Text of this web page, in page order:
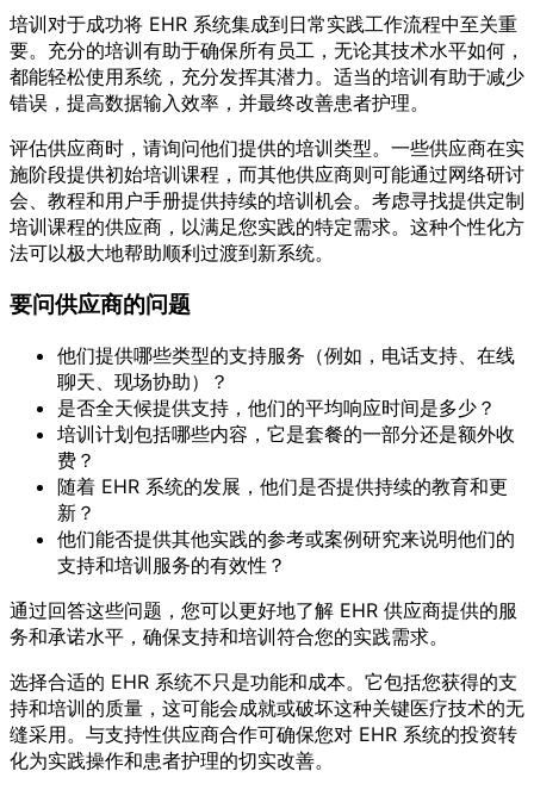
培训对于成功将 EHR 系统集成到日常实践工作流程中至关重
要。充分的培训有助于确保所有员工，无论其技术水平如何，
都能轻松使用系统，充分发挥其潜力。适当的培训有助于减少
错误，提高数据输入效率，并最终改善患者护理。
评估供应商时，请询问他们提供的培训类型。一些供应商在实
施阶段提供初始培训课程，而其他供应商则可能通过网络研讨
会、教程和用户手册提供持续的培训机会。考虑寻找提供定制
培训课程的供应商，以满足您实践的特定需求。这种个性化方
法可以极大地帮助顺利过渡到新系统。
要问供应商的问题
他们提供哪些类型的支持服务（例如，电话支持、在线
聊天、现场协助）？
是否全天候提供支持，他们的平均响应时间是多少？
培训计划包括哪些内容，它是套餐的一部分还是额外收
费？
随着 EHR 系统的发展，他们是否提供持续的教育和更
新？
他们能否提供其他实践的参考或案例研究来说明他们的
支持和培训服务的有效性？
通过回答这些问题，您可以更好地了解 EHR 供应商提供的服
务和承诺水平，确保支持和培训符合您的实践需求。
选择合适的 EHR 系统不只是功能和成本。它包括您获得的支
持和培训的质量，这可能会成就或破坏这种关键医疗技术的无
缝采用。与支持性供应商合作可确保您对 EHR 系统的投资转
化为实践操作和患者护理的切实改善。